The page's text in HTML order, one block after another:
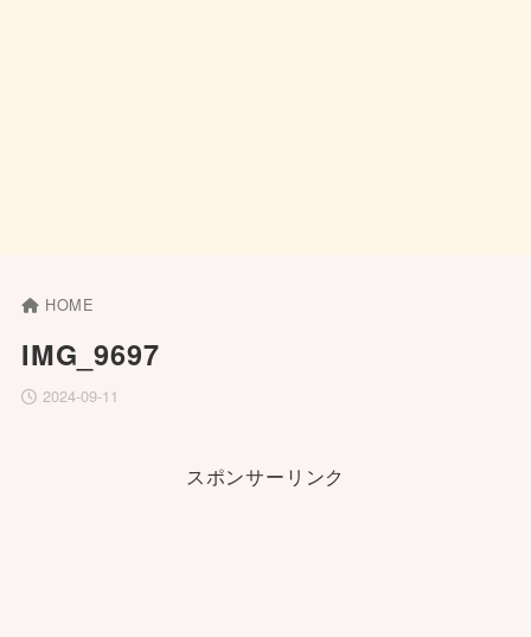
HOME
IMG_9697
2024-09-11
スポンサーリンク